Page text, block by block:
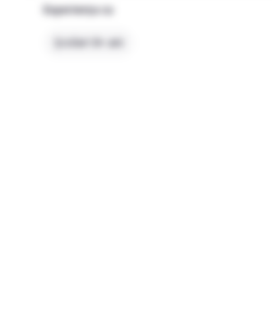
Experiența cu
Școlari 6+ ani